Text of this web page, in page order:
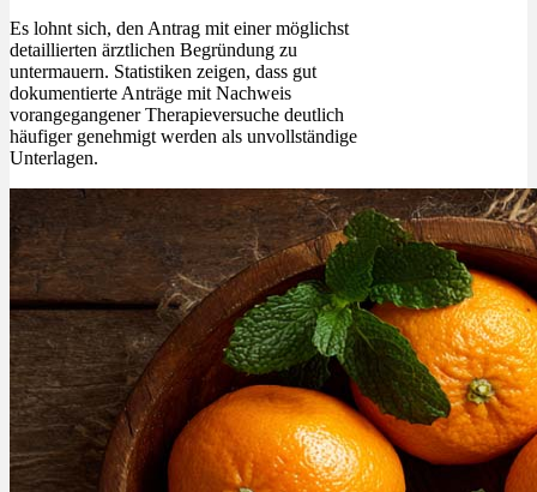
Es lohnt sich, den Antrag mit einer möglichst
detaillierten ärztlichen Begründung zu
untermauern. Statistiken zeigen, dass gut
dokumentierte Anträge mit Nachweis
vorangegangener Therapieversuche deutlich
häufiger genehmigt werden als unvollständige
Unterlagen.